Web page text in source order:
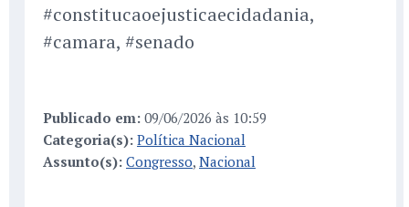
#constitucaoejusticaecidadania,
#camara, #senado
Publicado em: 09/06/2026 às 10:59
Categoria(s): Política Nacional
Assunto(s): Congresso, Nacional